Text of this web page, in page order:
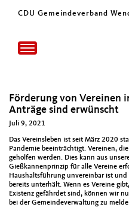
CDU Gemeindeverband
Toggle
navigation
Förderung von Vereinen
Anträge sind erwünscht
Juli 9, 2021
Das Vereinsleben ist seit März 2020
Pandemie beeinträchtigt. Vereinen,
geholfen werden. Dies kann aus
Gießkannenprinzip für alle Vereine
Haushaltsführung unvereinbar ist
bereits unterhält. Wenn es Vereine
Existenz gefährdet sind, können wir
bei der Gemeindeverwaltung zu